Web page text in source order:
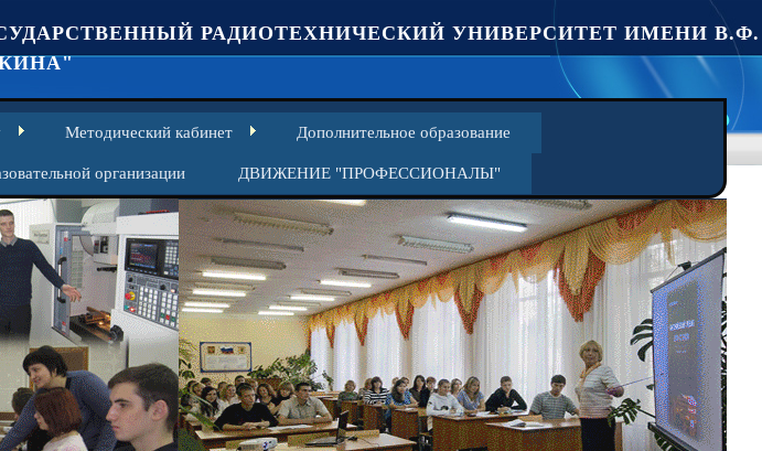
РАДИОТЕХНИЧЕСКИЙ УНИВЕРСИТЕТ ИМЕНИ В.Ф.
Методический кабинет Дополнительное образование
организации ДВИЖЕНИЕ "ПРОФЕССИОНАЛЫ"